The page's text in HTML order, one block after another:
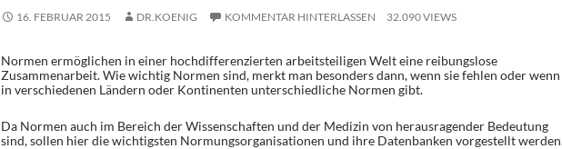
16. FEBRUAR 2015 DR.KOENIG KOMMENTAR HINTERLASSEN 32.090 VIEWS
Normen ermöglichen in einer hochdifferenzierten arbeitsteiligen Welt eine reibungslose
Zusammenarbeit. Wie wichtig Normen sind, merkt man besonders dann, wenn sie fehlen oder wenn
in verschiedenen Ländern oder Kontinenten unterschiedliche Normen gibt.
Da Normen auch im Bereich der Wissenschaften und der Medizin von herausragender Bedeutung
sind, sollen hier die wichtigsten Normungsorganisationen und ihre Datenbanken vorgestellt